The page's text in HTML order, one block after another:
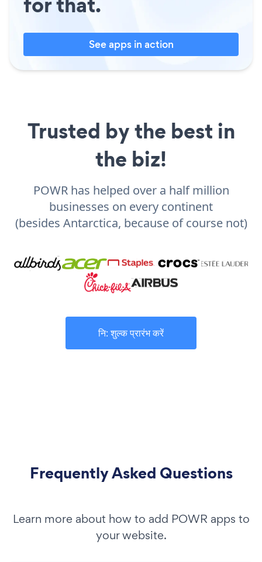
See apps in action
Trusted by the best in
the biz!
POWR has helped over a half million
businesses on every continent
(besides Antarctica, because of course not)
नि: शुल्क प्रारंभ करें
Frequently Asked Questions
Learn more about how to add POWR apps to
your website.